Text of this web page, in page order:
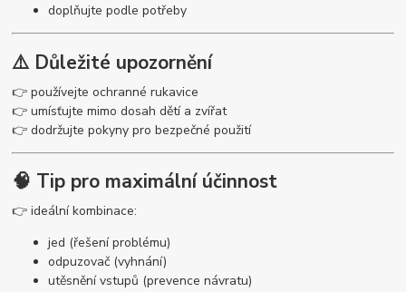
doplňujte podle potřeby
⚠️ Důležité upozornění
👉 používejte ochranné rukavice
👉 umísťujte mimo dosah dětí a zvířat
👉 dodržujte pokyny pro bezpečné použití
🧠 Tip pro maximální účinnost
👉 ideální kombinace:
jed (řešení problému)
odpuzovač (vyhnání)
utěsnění vstupů (prevence návratu)